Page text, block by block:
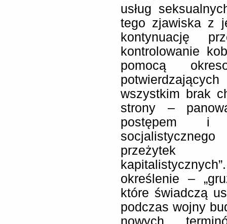
usług
tego zjawiska z
kontynuację
kontrolowanie
pomocą
wszystkim brak
strony –
postępem i
przeżytek
określenie –
które świadczą
podczas wojny
nowych